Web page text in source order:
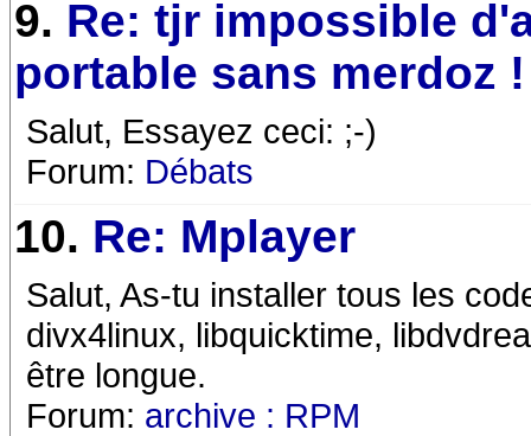
9. Re: tjr impossible
portable sans merdoz !
Salut, Essayez ceci: ;-)
Forum: Débats
10. Re: Mplayer
Salut, As-tu installer tous les
divx4linux, libquicktime,
être longue.
Forum: archive : RPM